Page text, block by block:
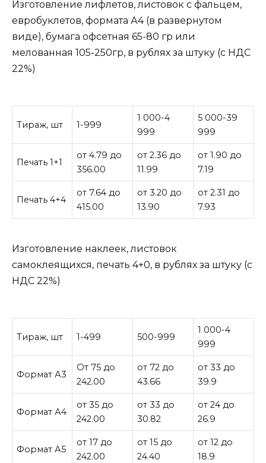
Изготовление лифлетов, листовок с фальцем,
евробуклетов, формата А4 (в развернутом
виде), бумага офсетная 65-80 гр или
мелованная 105-250гр, в рублях за штуку (с НДС
22%)
Тираж, шт 1-999
1 000-4
999
5 000-39
999
Печать 1+1
от 4.79 до
356.00
от 2.36 до
11.99
от 1.90 до
7.19
Печать 4+4
от 7.64 до
415.00
от 3.20 до
13.90
от 2.31 до
7.93
Изготовление наклеек, листовок
самоклеящихся, печать 4+0, в рублях за штуку (с
НДС 22%)
Тираж, шт 1-499 500-999
1 000-4
999
Формат А3
От 75 до
242.00
от 72 до
43.66
от 33 до
39.9
Формат А4
от 35 до
242.00
от 33 до
30.82
от 24 до
26.9
Формат А5
от 17 до
242.00
от 15 до
24.40
от 12 до
18.9